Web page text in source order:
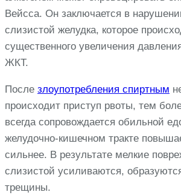
Вейсса. Он заключается в
слизистой желудка, которое
существенного увеличения
ЖКТ.
После злоупотребления спиртным
происходит приступ рвоты, тем
всегда сопровождается обильной
желудочно-кишечном тракте
сильнее. В результате мелкие
слизистой усиливаются,
трещины.